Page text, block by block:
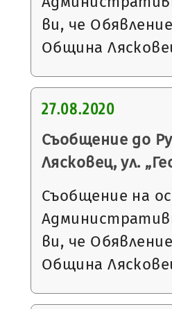
ви, че
Община
27.08.2020
Съобщение до
Лясковец, ул.
Съобщение на
ви, че
Община